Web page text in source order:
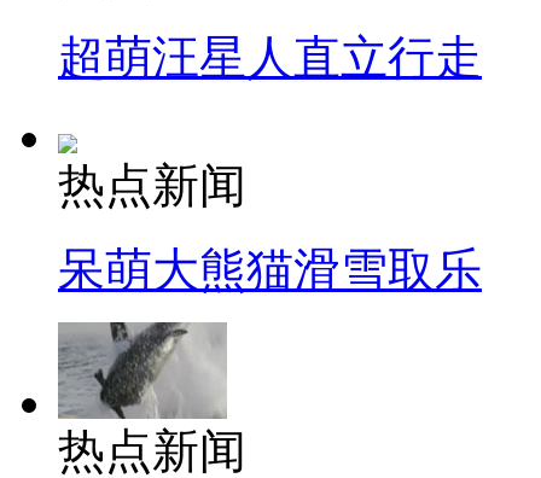
超萌汪星人直立行走
热点新闻
呆萌大熊猫滑雪取乐
热点新闻